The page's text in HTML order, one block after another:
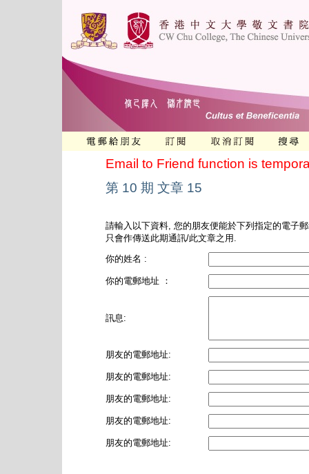
Email to Friend function is
第 10 期 文章 15
請輸入以下資料, 您的朋友便能於下列指定的電子
只會作傳送此期通訊/此文章之用.
你的姓名 :
你的電郵地址 ：
訊息:
朋友的電郵地址:
朋友的電郵地址:
朋友的電郵地址:
朋友的電郵地址:
朋友的電郵地址: